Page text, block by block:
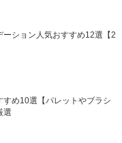
ション人気おすすめ12選【2
すめ10選【パレットやブラシ
選